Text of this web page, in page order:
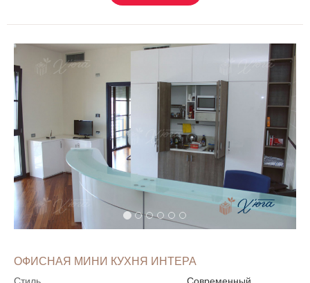
ОФИСНАЯ МИНИ КУХНЯ ИНТЕРА
Стиль Современный